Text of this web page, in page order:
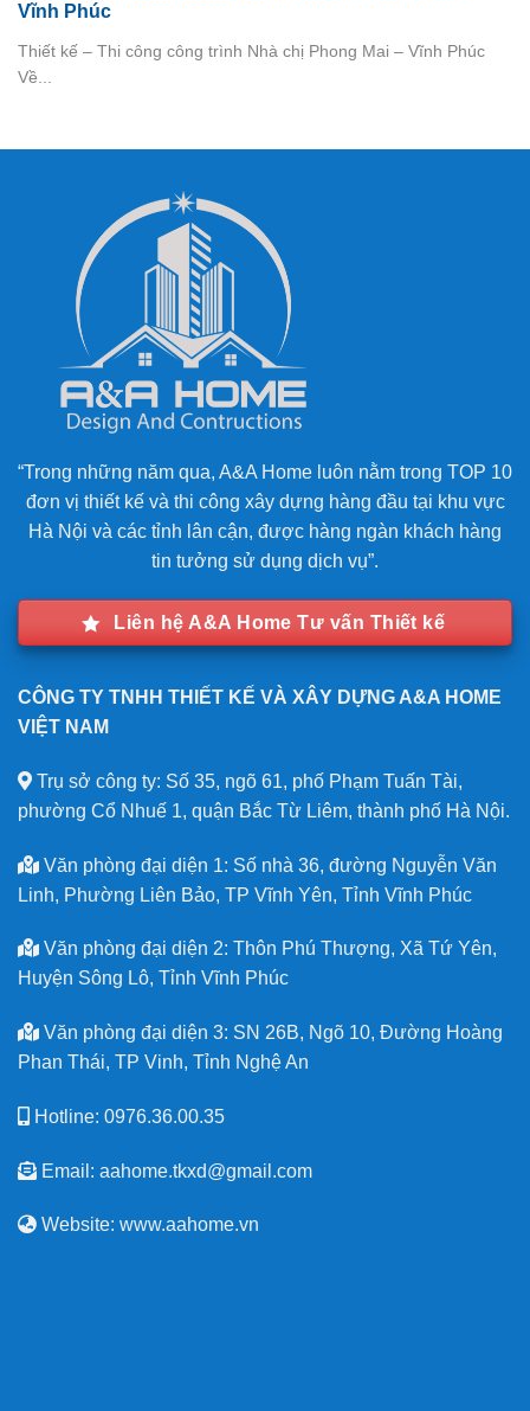
Vĩnh Phúc
Thiết kế – Thi công công trình Nhà chị Phong Mai – Vĩnh Phúc
Về...
“Trong những năm qua, A&A Home luôn nằm trong TOP 10
đơn vị thiết kế và thi công xây dựng hàng đầu tại khu vực
Hà Nội và các tỉnh lân cận, được hàng ngàn khách hàng
tin tưởng sử dụng dịch vụ”.
Liên hệ A&A Home Tư vấn Thiết kế
CÔNG TY TNHH THIẾT KẾ VÀ XÂY DỰNG A&A HOME
VIỆT NAM
Trụ sở công ty: Số 35, ngõ 61, phố Phạm Tuấn Tài,
phường Cổ Nhuế 1, quận Bắc Từ Liêm, thành phố Hà Nội.
Văn phòng đại diện 1: Số nhà 36, đường Nguyễn Văn
Linh, Phường Liên Bảo, TP Vĩnh Yên, Tỉnh Vĩnh Phúc
Văn phòng đại diện 2: Thôn Phú Thượng, Xã Tứ Yên,
Huyện Sông Lô, Tỉnh Vĩnh Phúc
Văn phòng đại diện 3: SN 26B, Ngõ 10, Đường Hoàng
Phan Thái, TP Vinh, Tỉnh Nghệ An
Hotline: 0976.36.00.35
Email: aahome.tkxd@gmail.com
Website: www.aahome.vn